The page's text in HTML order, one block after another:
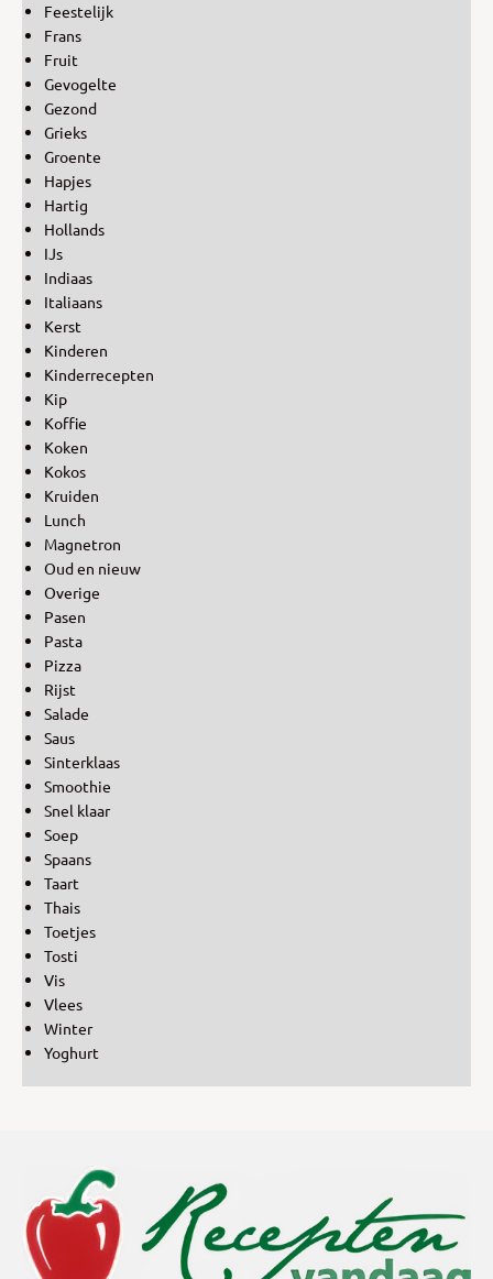
Feestelijk
Frans
Fruit
Gevogelte
Gezond
Grieks
Groente
Hapjes
Hartig
Hollands
IJs
Indiaas
Italiaans
Kerst
Kinderen
Kinderrecepten
Kip
Koffie
Koken
Kokos
Kruiden
Lunch
Magnetron
Oud en nieuw
Overige
Pasen
Pasta
Pizza
Rijst
Salade
Saus
Sinterklaas
Smoothie
Snel klaar
Soep
Spaans
Taart
Thais
Toetjes
Tosti
Vis
Vlees
Winter
Yoghurt